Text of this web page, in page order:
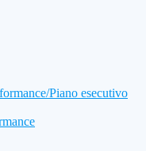
Piano esecutivo